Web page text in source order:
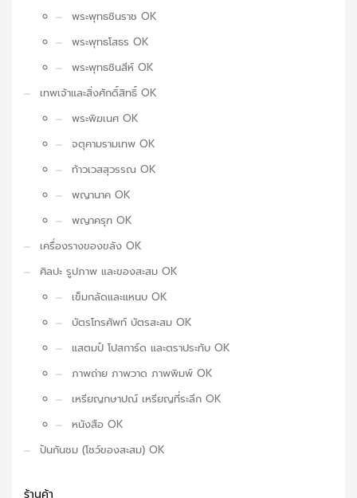
พระพุทธชินราช OK
พระพุทธโสธร OK
พระพุทธชินสีห์ OK
เทพเจ้าและสิ่งศักดิ์สิทธิ์ OK
พระพิฆเนศ OK
จตุคามรามเทพ OK
ท้าวเวสสุวรรณ OK
พญานาค OK
พญาครุฑ OK
เครื่องรางของขลัง OK
ศิลปะ รูปภาพ และของสะสม OK
เข็มกลัดและแหนบ OK
บัตรโทรศัพท์ บัตรสะสม OK
แสตมป์ โปสการ์ด และตราประทับ OK
ภาพถ่าย ภาพวาด ภาพพิมพ์ OK
เหรียญกษาปณ์ เหรียญที่ระลึก OK
หนังสือ OK
ปันกันชม (โชว์ของสะสม) OK